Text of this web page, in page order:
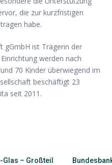
die zur kurzfristigen
habe.
gGmbH ist Trägerin der
werden nach
70 Kinder überwiegend im
beschäftigt 23
seit 2011.
Glas – Großteil